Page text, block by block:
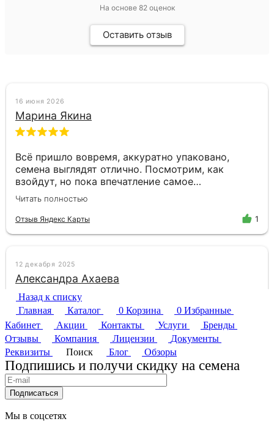
Назад к списку
Главная
Каталог 0 Корзина 0 Избранные
Кабинет
Акции Контакты Услуги
Бренды
Отзывы
Компания Лицензии
Документы
Реквизиты
Поиск Блог Обзоры
Подпишись и получи скидку на семена
Подписаться
Мы в соцсетях